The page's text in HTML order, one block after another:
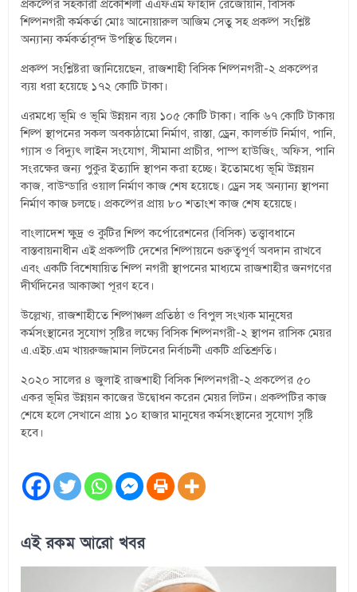
প্রকল্পের সহকারী প্রকৌশলী এএফএম ফাহাদ রেজোয়ান, বিসিক
শিল্পনগরী কর্মকর্তা মোঃ আনোয়ারুল আজিম সেতু সহ প্রকল্প সংশ্লিষ্ট
অন্যান্য কর্মকর্তাবৃন্দ উপস্থিত ছিলেন।
প্রকল্প সংশ্লিষ্টরা জানিয়েছেন, রাজশাহী বিসিক শিল্পনগরী-২ প্রকল্পের
ব্যয় ধরা হয়েছে ১৭২ কোটি টাকা।
এরমধ্যে ভূমি ও ভূমি উন্নয়ন ব্যয় ১০৫ কোটি টাকা। বাকি ৬৭ কোটি টাকায়
শিল্প স্থাপনের সকল অবকাঠামো নির্মাণ, রাস্তা, ড্রেন, কালর্ভাট নির্মাণ, পানি,
গ্যাস ও বিদ্যুৎ লাইন সংযোগ, সীমানা প্রাচীর, পাম্প হাউজিং, অফিস, পানি
সংরক্ষের জন্য পুকুর ইত্যাদি স্থাপন করা হচ্ছে। ইতোমধ্যে ভূমি উন্নয়ন
কাজ, বাউন্ডারি ওয়াল নির্মাণ কাজ শেষ হয়েছে। ড্রেন সহ অন্যান্য স্থাপনা
নির্মাণ কাজ চলছে। প্রকল্পের প্রায় ৮০ শতাংশ কাজ শেষ হয়েছে।
বাংলাদেশ ক্ষুদ্র ও কুটির শিল্প কর্পোরেশনের (বিসিক) তত্ত্বাবধানে
বাস্তবায়নাধীন এই প্রকল্পটি দেশের শিল্পায়নে গুরুত্বপূর্ণ অবদান রাখবে
এবং একটি বিশেষায়িত শিল্প নগরী স্থাপনের মাধ্যমে রাজশাহীর জনগণের
দীর্ঘদিনের আকাঙ্খা পূরণ হবে।
উল্লেখ্য, রাজশাহীতে শিল্পাঞ্চল প্রতিষ্ঠা ও বিপুল সংখ্যক মানুষের
কর্মসংস্থানের সুযোগ সৃষ্টির লক্ষ্যে বিসিক শিল্পনগরী-২ স্থাপন রাসিক মেয়র
এ.এইচ.এম খায়রুজ্জামান লিটনের নির্বাচনী একটি প্রতিশ্রুতি।
২০২০ সালের ৪ জুলাই রাজশাহী বিসিক শিল্পনগরী-২ প্রকল্পের ৫০
একর ভূমির উন্নয়ন কাজের উদ্বোধন করেন মেয়র লিটন। প্রকল্পটির কাজ
শেষে হলে সেখানে প্রায় ১০ হাজার মানুষের কর্মসংস্থানের সুযোগ সৃষ্টি
হবে।
এই রকম আরো খবর